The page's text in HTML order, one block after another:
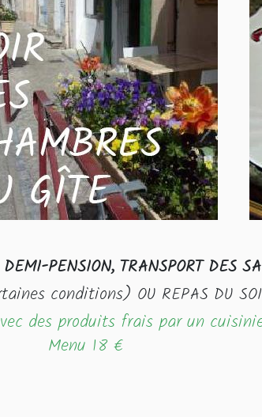
PENSION, TRANSPORT DES
conditions) OU REPAS DU
des produits frais par un
Menu 18 €